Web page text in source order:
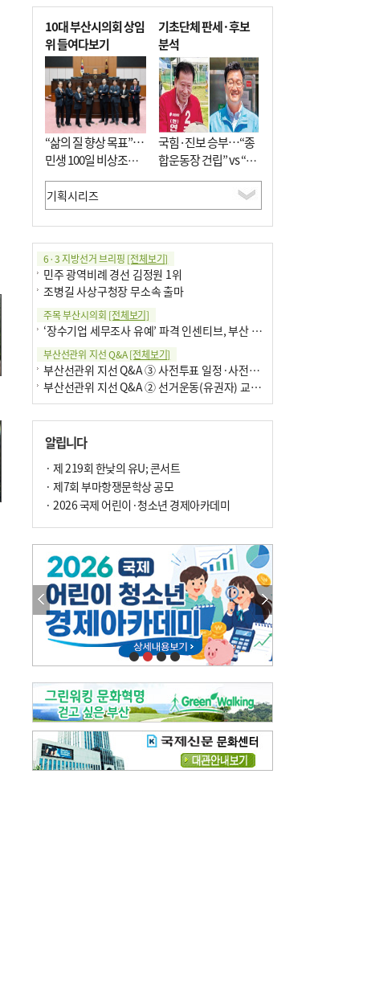
10대 부산시의회 상임
위 들여다보기
“삶의 질 향상 목표”…
민생 100일 비상조치
면밀 심사
기초단체 판세·후보
분석
국힘·진보 승부…“종
합운동장 건립” vs “출
근 공공버스 도입”
6·3 지방선거 브리핑 [전체보기]
민주 광역비례 경선 김정원 1위
조병길 사상구청장 무소속 출마
주목 부산시의회 [전체보기]
‘장수기업 세무조사 유예’ 파격 인센티브, 부산 유출 막을까
부산선관위 지선 Q&A[전체보기]
부산선관위 지선 Q&A ③ 사전투표 일정·사전투표함 보관
부산선관위 지선 Q&A ② 선거운동(유권자) 교육감투표용지
알립니다
· 제 219회 한낮의 유U; 콘서트
· 제7회 부마항쟁문학상 공모
· 2026 국제 어린이·청소년 경제아카데미